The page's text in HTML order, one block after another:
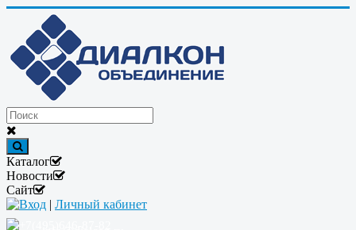
Каталог
Новости
Сайт
Вход | Личный кабинет